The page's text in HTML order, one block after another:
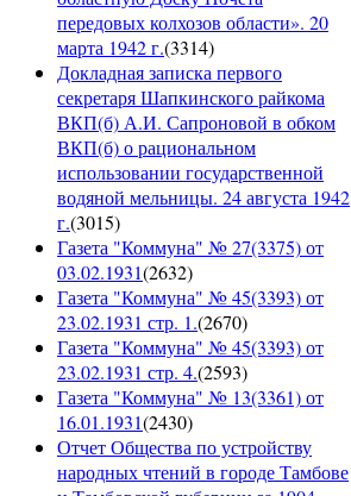
передовых колхозов области». 20
марта 1942 г.(3314)
Докладная записка первого
секретаря Шапкинского райкома
ВКП(б) А.И. Сапроновой в обком
ВКП(б) о рациональном
использовании государственной
водяной мельницы. 24 августа 1942
г.(3015)
Газета "Коммуна" № 27(3375) от
03.02.1931(2632)
Газета "Коммуна" № 45(3393) от
23.02.1931 стр. 1.(2670)
Газета "Коммуна" № 45(3393) от
23.02.1931 стр. 4.(2593)
Газета "Коммуна" № 13(3361) от
16.01.1931(2430)
Отчет Общества по устройству
народных чтений в городе Тамбове